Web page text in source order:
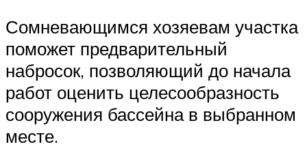
Сомневающимся хозяевам участка
поможет предварительный
набросок, позволяющий до начала
работ оценить целесообразность
сооружения бассейна в выбранном
месте.